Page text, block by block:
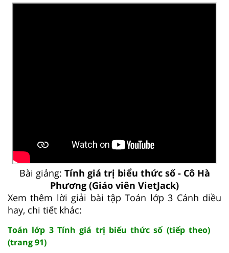
Bài giảng: Tính giá trị biểu thức số - Cô Hà
Phương (Giáo viên VietJack)
Xem thêm lời giải bài tập Toán lớp 3 Cánh diều
hay, chi tiết khác:
Toán lớp 3 Tính giá trị biểu thức số (tiếp theo)
(trang 91)